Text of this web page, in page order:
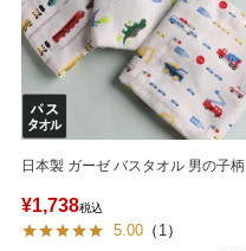
日本製 ガーゼ バスタオル 男の子柄
¥1,738税込
5.00 （ 1 ）